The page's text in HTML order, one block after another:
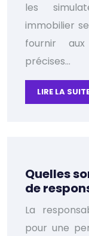
les
immobilier
fournir
précises…
LIRE LA
Quelles
de
La
pour une